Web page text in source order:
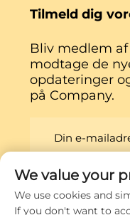
Tilmeld dig
Bliv medlem
modtage de
opdateringer
på Company.
Copyright © Xiamen
Privatlivspolitik
We value your
We use cookies and
If you don't want to